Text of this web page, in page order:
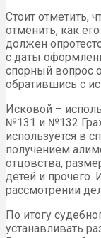
Стоит отметить,
отменить, как
должен
с даты
спорный вопрос
обратившись с
Исковой –
№131 и №132
используется в
получением
отцовства,
детей и прочего.
рассмотрении
По итогу
устанавливать